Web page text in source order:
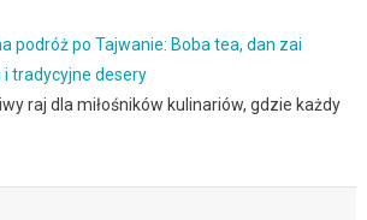
podróż po Tajwanie: Boba tea, dan zai
i tradycyjne desery
raj dla miłośników kulinariów, gdzie każdy